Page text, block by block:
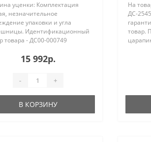
уценки: Комплектация
незначительное
упаковки и угла
Идентификационный
товара - ДС00-000749
15 992р.
- +
В КОРЗИНУ
На
ДС-
товар.